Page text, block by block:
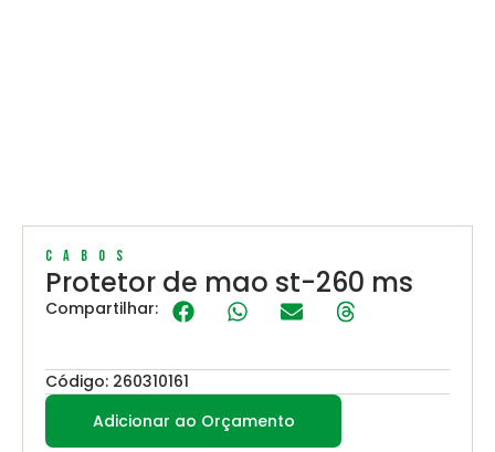
Cabos
Protetor de mao st-260 ms
Compartilhar:
Código: 260310161
Adicionar ao Orçamento